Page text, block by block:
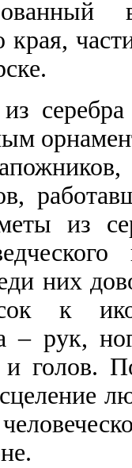
края,
из
из
них
к
– рук,
голов.